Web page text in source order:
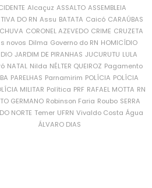
Alcaçuz ASSALTO ASSEMBLEIA
DO RN Assu BATATA Caicó CARAÚBAS
CORONEL AZEVEDO CRIME CRUZETA
novos Dilma Governo do RN HOMICÍDIO
JARDIM DE PIRANHAS JUCURUTU LULA
NATAL Nilda NÉLTER QUEIROZ Pagamento
PARELHAS Parnamirim POLÍCIA POLÍCIA
MILITAR Política PRF RAFAEL MOTTA RN
GERMANO Robinson Faria Roubo SERRA
NORTE Temer UFRN Vivaldo Costa Água
ÁLVARO DIAS